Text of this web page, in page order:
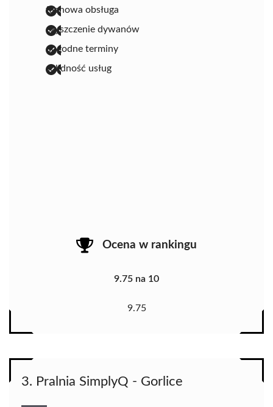
fachowa obsługa
czyszczenie dywanów
dogodne terminy
solidność usług
Ocena w rankingu
9.75 na 10
9.75
3. Pralnia SimplyQ - Gorlice